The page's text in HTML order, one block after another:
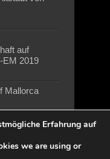
auf
EM 2019
Mallorca
Erfahrung auf
we are using or